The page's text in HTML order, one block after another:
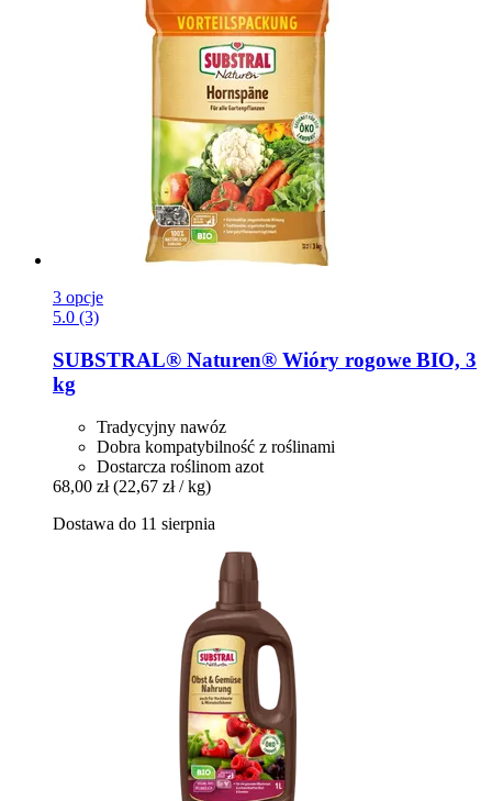
3 opcje
5.0 (3)
SUBSTRAL® Naturen® Wióry rogowe BIO, 3
kg
Tradycyjny nawóz
Dobra kompatybilność z roślinami
Dostarcza roślinom azot
68,00 zł (22,67 zł / kg)
Dostawa do 11 sierpnia